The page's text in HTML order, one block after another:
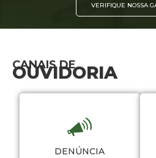
VERIFIQUE NOSSA
CANAIS DE
OUVIDORIA
DENÚNCIA